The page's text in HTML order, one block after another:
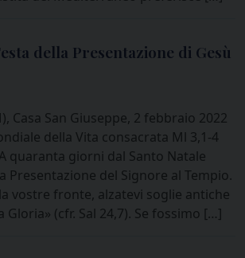
della Presentazione di Gesù
Casa San Giuseppe, 2 febbraio 2022
della Vita consacrata Ml 3,1-4
quaranta giorni dal Santo Natale
Presentazione del Signore al Tempio.
vostre fronte, alzatevi soglie antiche
Gloria» (cfr. Sal 24,7). Se fossimo […]